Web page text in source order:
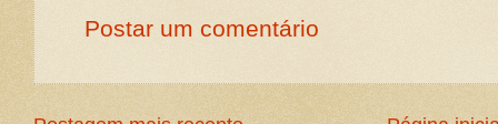
Postar um comentário